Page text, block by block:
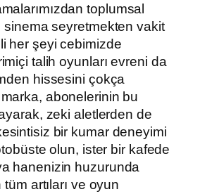
toplumsal
sinema seyretmekten vakit
her şeyi cebimizde
talih oyunları evreni da
hissesini çokça
abonelerinin bu
zeki aletlerden de
bir kumar deneyimi
olun, ister bir kafede
hanenizin huzurunda
tüm artıları ve oyun